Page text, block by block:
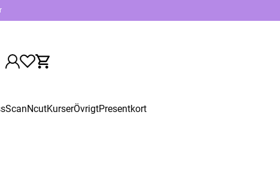
ScanNcutKurserÖvrigtPresentkort